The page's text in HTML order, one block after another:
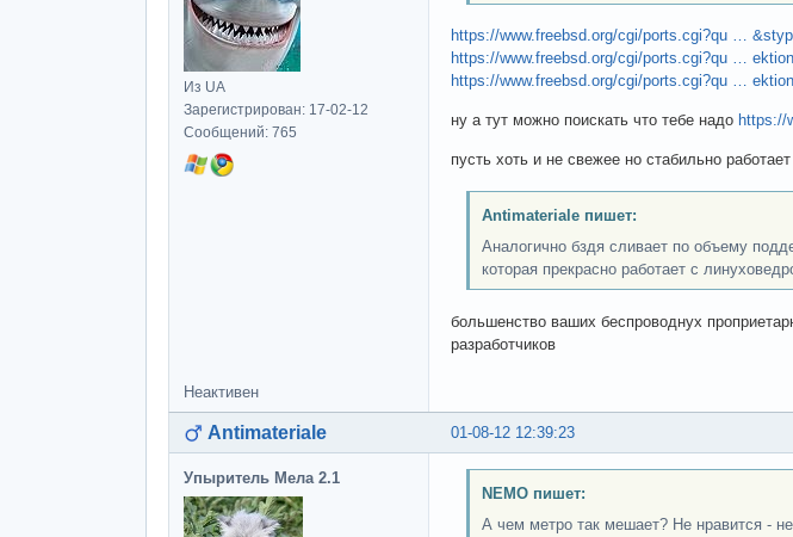
Из UA
Зарегистрирован: 17-02-12
Сообщений: 765
https://www.freebsd.org/cgi/ports.cgi?qu …
https://www.freebsd.org/cgi/ports.cgi?qu …
https://www.freebsd.org/cgi/ports.cgi?qu …
ну а тут можно поискать что тебе надо https://
пусть хоть и не свежее но стабильно работает
Antimateriale пишет:
Аналогично бздя сливает по объему
которая прекрасно работает с
большенство ваших беспроводнух
разработчиков
Неактивен
01-08-12 12:39:23
Antimateriale
Упыритель Мела 2.1
NEMO пишет:
А чем метро так мешает? Не нравится -